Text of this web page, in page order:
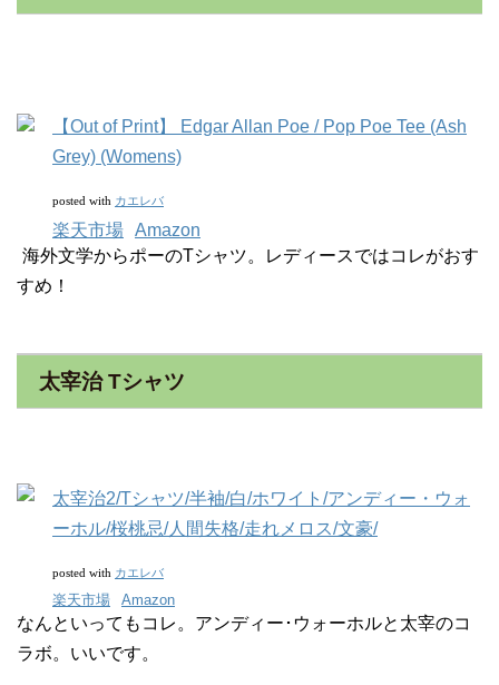
【Out of Print】 Edgar Allan Poe / Pop Poe Tee (Ash
Grey) (Womens)
posted with カエレバ
楽天市場 Amazon
海外文学からポーのTシャツ。レディースではコレがおす
すめ！
太宰治 Tシャツ
太宰治2/Tシャツ/半袖/白/ホワイト/アンディー・ウォ
ーホル/桜桃忌/人間失格/走れメロス/文豪/
posted with カエレバ
楽天市場 Amazon
なんといってもコレ。アンディー･ウォーホルと太宰のコ
ラボ。いいです。